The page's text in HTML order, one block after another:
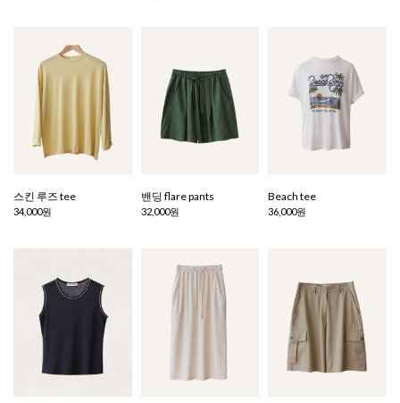
스킨 루즈 tee
34,000원
밴딩 flare pants
32,000원
Beach tee
36,000원